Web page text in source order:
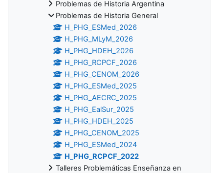
Problemas de Historia Argentina
Problemas de Historia General
H_PHG_ESMed_2026
H_PHG_MLyM_2026
H_PHG_HDEH_2026
H_PHG_RCPCF_2026
H_PHG_CENOM_2026
H_PHG_ESMed_2025
H_PHG_AECRC_2025
H_PHG_EalSur_2025
H_PHG_HDEH_2025
H_PHG_CENOM_2025
H_PHG_ESMed_2024
H_PHG_RCPCF_2022
Talleres Problemáticas Enseñanza en